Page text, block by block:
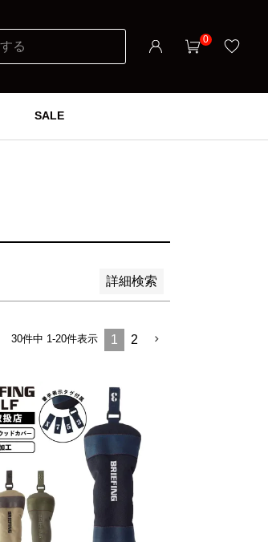
0
SALE
詳細検索
30件中 1 -20件表示 1 2